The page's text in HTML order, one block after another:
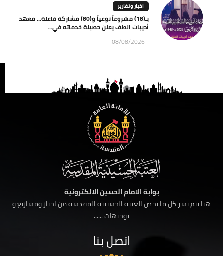
اخبار وتقارير
بـ(18) مشروعاً نوعياً و(80) مشاركة فاعلة… معهد
أديبات الطف يعلن حصيلة خدماته في...
08/08/2026
بوابة الامام الحسين الالكترونية
هنا يتم نشر كل ما يخص العتبة الحسينية المقدسة من اخبار ومشاريع و
توجيهات ......
اتصل بنا